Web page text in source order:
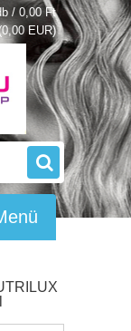
/ 0,00 Ft
EUR)